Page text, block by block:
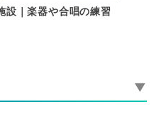
設｜楽器や合唱の練習